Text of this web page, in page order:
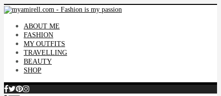
ABOUT ME
FASHION
MY OUTFITS
TRAVELLING
BEAUTY
SHOP